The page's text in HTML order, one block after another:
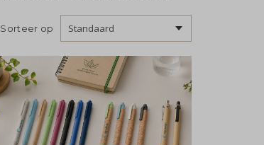
Sorteer op